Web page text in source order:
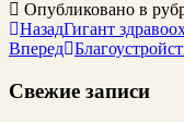
Опубликовано в
НазадГигант
Вперед
Свежие записи